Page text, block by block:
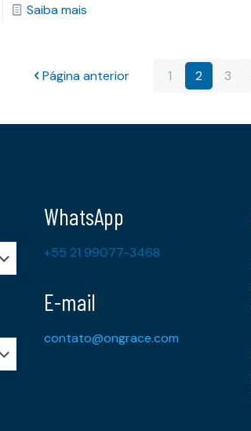
Saiba mais
Página anterior 1 2 3
WhatsApp
+55 21 99077-3468
E-mail
contato@ongrace.com